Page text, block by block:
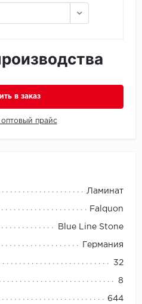
LG Decotile
Lucky Floor
Made in Belgium
Next Step
Novafloor
Primavera
в заказ
оптовый прайс
Ламинат
Falquon
Blue Line Stone
Германия
32
8
644